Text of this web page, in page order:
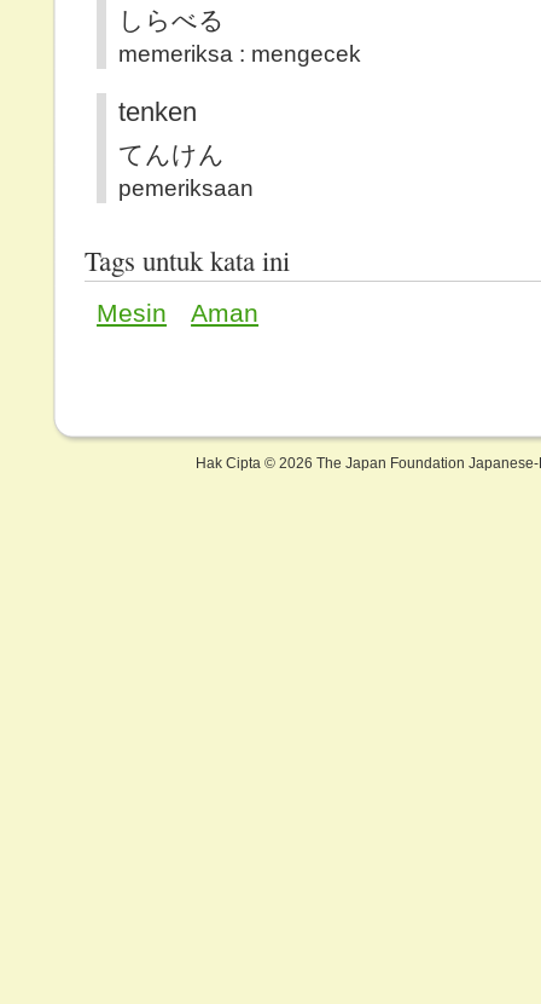
しらべる
memeriksa : mengecek
tenken
てんけん
pemeriksaan
Tags untuk kata ini
Mesin Aman
Hak Cipta © 2026 The Japan Foundation